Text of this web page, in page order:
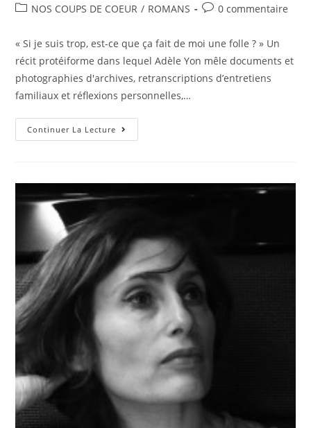
NOS COUPS DE COEUR / ROMANS 0 commentaire
« Si je suis trop, est-ce que ça fait de moi une folle ? » Un
récit protéiforme dans lequel Adèle Yon mêle documents et
photographies d'archives, retranscriptions d’entretiens
familiaux et réflexions personnelles,…
Continuer La Lecture